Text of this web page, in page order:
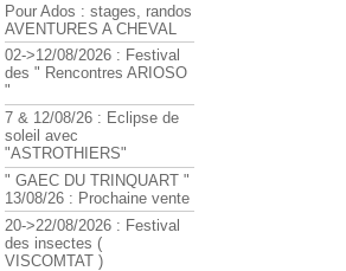
Pour Ados : stages, randos
AVENTURES A CHEVAL
02->12/08/2026 : Festival
des " Rencontres ARIOSO
"
7 & 12/08/26 : Eclipse de
soleil avec
"ASTROTHIERS"
" GAEC DU TRINQUART "
13/08/26 : Prochaine vente
20->22/08/2026 : Festival
des insectes (
VISCOMTAT )